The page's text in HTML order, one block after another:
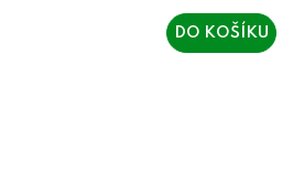
DO KOŠÍKU